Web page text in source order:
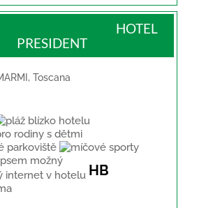
HOTEL
PRESIDENT
, Toscana
HB